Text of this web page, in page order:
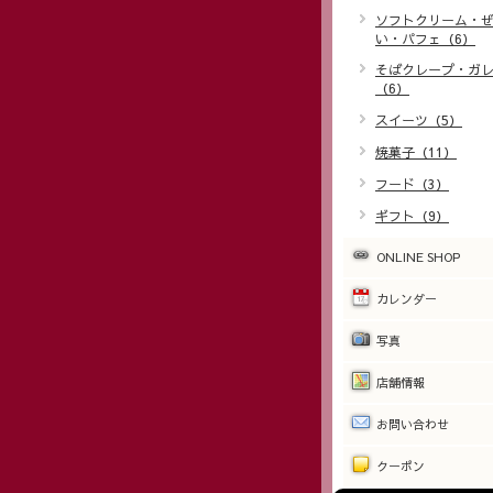
ソフトクリーム・
い・パフェ（6）
そばクレープ・ガ
（6）
スイーツ（5）
焼菓子（11）
フード（3）
ギフト（9）
ONLINE SHOP
カレンダー
写真
店舗情報
お問い合わせ
クーポン